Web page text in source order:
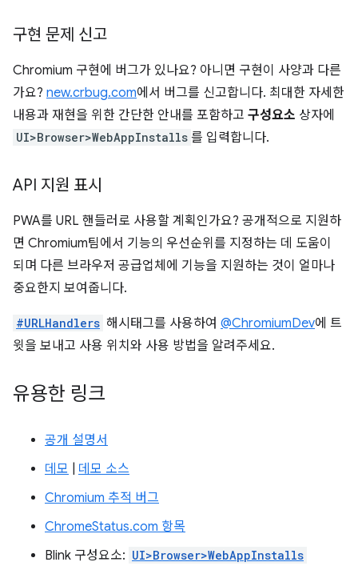
구현 문제 신고
Chromium 구현에 버그가 있나요? 아니면 구현이 사양과 다른
가요? new.crbug.com에서 버그를 신고합니다. 최대한 자세한
내용과 재현을 위한 간단한 안내를 포함하고 구성요소 상자에
UI>Browser>WebAppInstalls 를 입력합니다.
API 지원 표시
PWA를 URL 핸들러로 사용할 계획인가요? 공개적으로 지원하
면 Chromium팀에서 기능의 우선순위를 지정하는 데 도움이
되며 다른 브라우저 공급업체에 기능을 지원하는 것이 얼마나
중요한지 보여줍니다.
#URLHandlers 해시태그를 사용하여 @ChromiumDev에 트
윗을 보내고 사용 위치와 사용 방법을 알려주세요.
유용한 링크
공개 설명서
데모
데모 소스
Chromium 추적 버그
ChromeStatus.com 항목
Blink 구성요소: UI>Browser>WebAppInstalls